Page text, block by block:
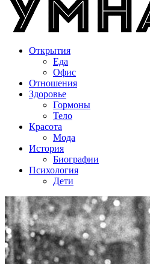
Открытия
Еда
Офис
Отношения
Здоровье
Гормоны
Тело
Красота
Мода
История
Биографии
Психология
Дети